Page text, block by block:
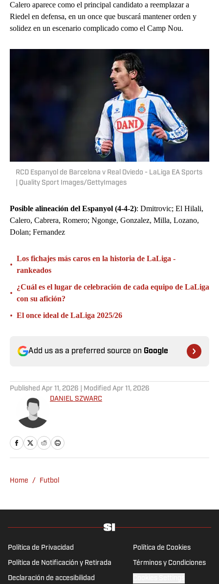
Calero aparece como el principal candidato a reemplazar a
Riedel en defensa, en un once que buscará mantener orden y
solidez en un escenario complicado como el Camp Nou.
RCD Espanyol de Barcelona v Real Oviedo - LaLiga EA Sports
| Quality Sport Images/GettyImages
Posible alineación del Espanyol (4-4-2): Dmitrovic; El Hilali,
Calero, Cabrera, Romero; Ngonge, Gonzalez, Milla, Lozano,
Dolan; Fernandez
•
Los fichajes más caros en la historia de LaLiga -
rankeados
•
¿Cuál es el lugar de celebración de cada equipo de LaLiga
con su afición?
• El once ideal de LaLiga 2025/26
Add us as a preferred source on Google
Published Apr 11, 2026 | Modified Apr 11, 2026
DANIEL SZWARC
Home / Futbol
Política de Privacidad Política de Cookies
Política de Notificación y Retirada Términos y Condiciones
Declaración de accesibilidad